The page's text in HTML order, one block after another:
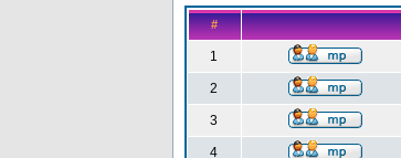
#
1
2
3
4